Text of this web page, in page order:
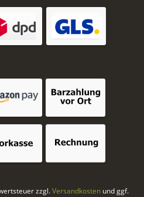
zzgl.Versandkosten und ggf.